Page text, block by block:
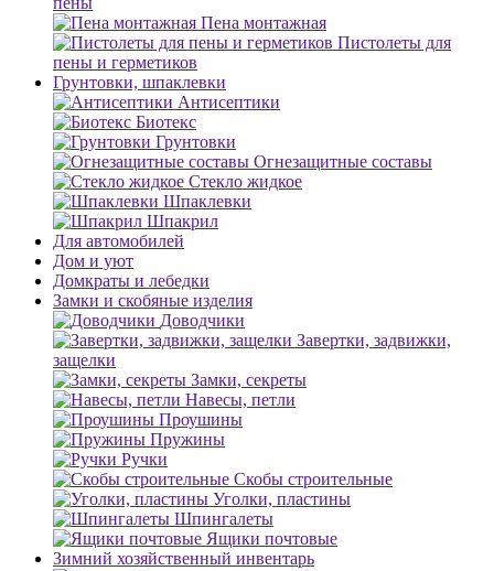
Пена монтажная
Пистолеты для
пены и герметиков
Грунтовки, шпаклевки
Антисептики
Биотекс
Грунтовки
Огнезащитные составы
Стекло жидкое
Шпаклевки
Шпакрил
Для автомобилей
Дом и уют
Домкраты и лебедки
Замки и скобяные изделия
Доводчики
Завертки, задвижки,
защелки
Замки, секреты
Навесы, петли
Проушины
Пружины
Ручки
Скобы строительные
Уголки, пластины
Шпингалеты
Ящики почтовые
Зимний хозяйственный инвентарь